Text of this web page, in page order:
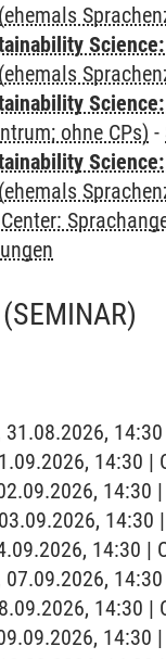
ohne CPs) -
(SEMINAR)
14:30 |
14:30
14:30
14:30 |
14:30 |
14:30